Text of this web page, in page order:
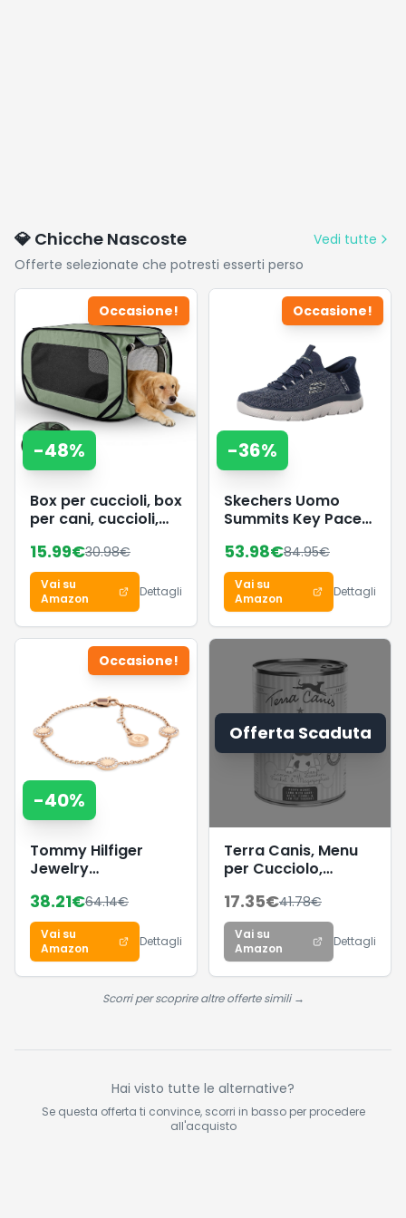
💎 Chicche Nascoste
Vedi tutte
Offerte selezionate che potresti esserti perso
Occasione!
-48%
Box per cuccioli, box
per cani, cuccioli,
gatti, conigli,
beccuccio (stile 2 –
verde)
15.99€30.98€
Vai su
Amazon
Dettagli
Occasione!
-36%
Skechers Uomo
Summits Key Pace
Navy Mesh, 39.5 EU
53.98€84.95€
Vai su
Amazon
Dettagli
Occasione!
-40%
Tommy Hilfiger
Jewelry
Donna in Acciaio
Inossidabile con
Charms Impreziositi
da Cristalli -
Disponibile in
versione Oro, Oro
38.21€64.14€
Vai su
Amazon
Dettagli
Offerta Scaduta
Terra Canis, Menu
per Cucciolo,
Pezzi (Confezione
da 12 x 400 g)
17.35€41.78€
Vai su
Amazon
Dettagli
Scorri per scoprire altre offerte simili →
Hai visto tutte le alternative?
Se questa offerta ti convince, scorri in basso per procedere
all'acquisto